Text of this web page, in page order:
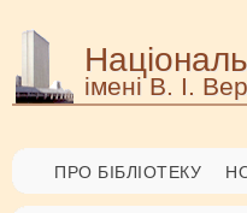
імені В. І.
ПРО БІБЛІОТЕКУ